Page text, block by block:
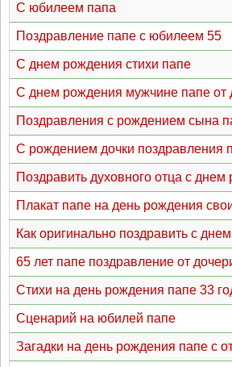
С юбилеем папа
Поздравление папе с юбилеем 55
С днем рождения стихи папе
С днем рождения мужчине папе от
Поздравления с рождением сына
С рождением дочки поздравления
Поздравить духовного отца с днем
Плакат папе на день рождения
Как оригинально поздравить с
65 лет папе поздравление от
Стихи на день рождения папе 33
Сценарий на юбилей папе
Загадки на день рождения папе с